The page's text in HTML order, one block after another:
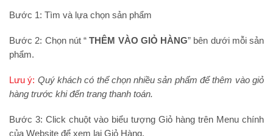
Bước 1: Tìm và lựa chọn sản phẩm
Bước 2: Chọn nút “THÊM VÀO GIỎ HÀNG” bên dưới mỗi sản
phẩm.
Lưu ý: Quý khách có thể chọn nhiều sản phẩm để thêm vào giỏ
hàng trước khi đến trang thanh toán.
Bước 3: Click chuột vào biểu tượng Giỏ hàng trên Menu chính
của Website để xem lại Giỏ Hàng.